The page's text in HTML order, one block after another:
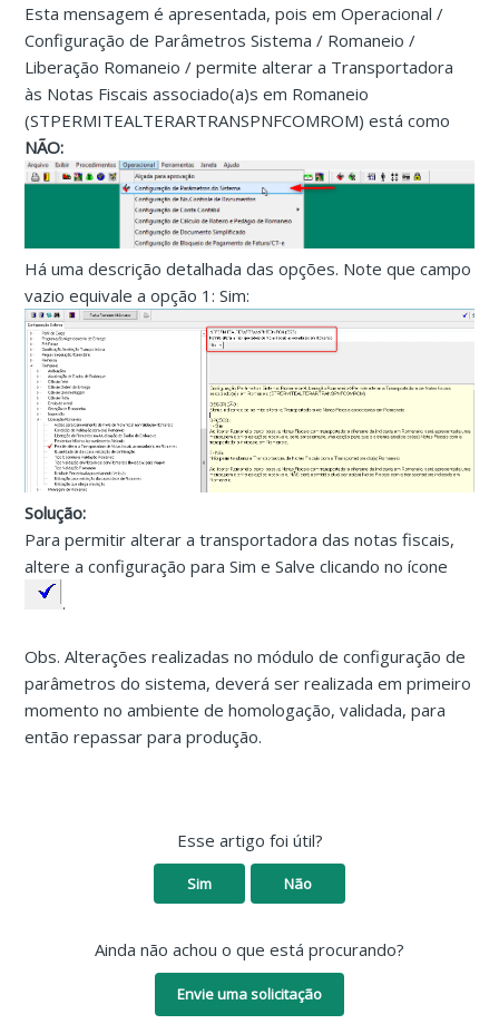
Esta mensagem é apresentada, pois em Operacional /
Configuração de Parâmetros Sistema / Romaneio /
Liberação Romaneio / permite alterar a Transportadora
às Notas Fiscais associado(a)s em Romaneio
(STPERMITEALTERARTRANSPNFCOMROM) está como
NÃO:
Há uma descrição detalhada das opções. Note que campo
vazio equivale a opção 1: Sim:
Solução:
Para permitir alterar a transportadora das notas fiscais,
altere a configuração para Sim e Salve clicando no ícone
.
Obs. Alterações realizadas no módulo de configuração de
parâmetros do sistema, deverá ser realizada em primeiro
momento no ambiente de homologação, validada, para
então repassar para produção.
Esse artigo foi útil?
Sim Não
Ainda não achou o que está procurando?
Envie uma solicitação